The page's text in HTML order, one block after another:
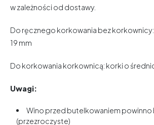
w zależności od dostawy.
Do ręcznego korkowania bez
19 mm
Do korkowania korkownicą: korki o
Uwagi:
Wino przed butelkowaniem powinno
(przezroczyste)